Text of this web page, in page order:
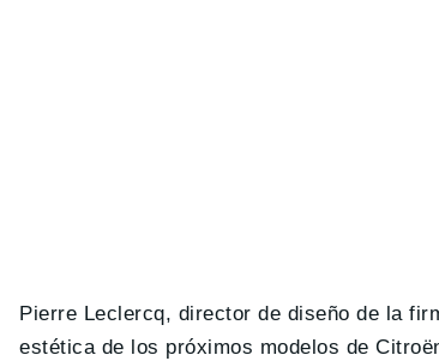
Pierre Leclercq, director de diseño de la
estética de los próximos modelos de